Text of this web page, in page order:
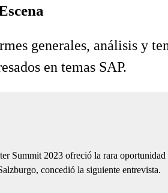
generales, análisis y
en temas SAP.
Summit 2023 ofreció la rara oportunidad
concedió la siguiente entrevista.